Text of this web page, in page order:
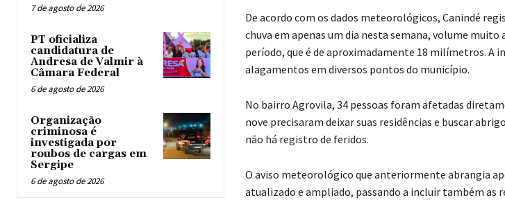
7 de agosto de 2026
PT oficializa
candidatura de
Andresa de Valmir à
Câmara Federal
6 de agosto de 2026
Organização
criminosa é
investigada por
roubos de cargas em
Sergipe
6 de agosto de 2026
De acordo com os dados meteorológicos, Canindé
chuva em apenas um dia nesta semana, volume muito
período, que é de aproximadamente 18 milímetros. A
alagamentos em diversos pontos do município.
No bairro Agrovila, 34 pessoas foram afetadas
nove precisaram deixar suas residências e buscar
não há registro de feridos.
O aviso meteorológico que anteriormente abrangia
atualizado e ampliado, passando a incluir também as